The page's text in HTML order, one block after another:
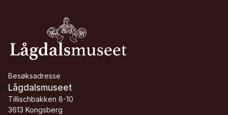
Besøksadresse
Lågdalsmuseet
Tillischbakken 8-10
3613 Kongsberg